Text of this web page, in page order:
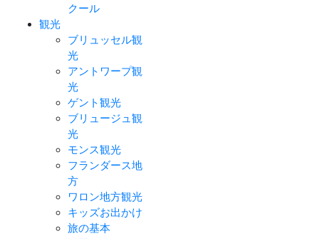
クール
観光
ブリュッセル観
光
アントワープ観
光
ゲント観光
ブリュージュ観
光
モンス観光
フランダース地
方
ワロン地方観光
キッズお出かけ
旅の基本